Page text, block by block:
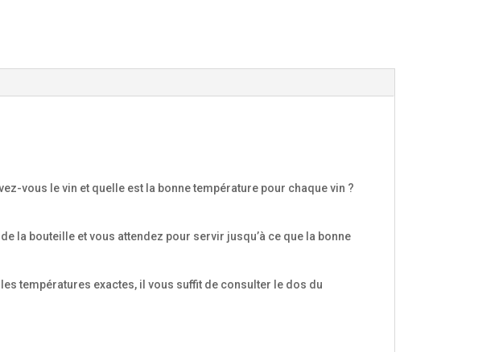
vous le vin et quelle est la bonne température pour chaque vin ?
la bouteille et vous attendez pour servir jusqu’à ce que la bonne
températures exactes, il vous suffit de consulter le dos du